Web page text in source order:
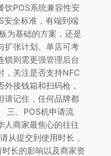
饮POS系统兼容性安
全标准，有端到端
为基础的方案，还是
扩张计划。单店可考
锁则需更强管理后台
，关注是否支持NFC
接钱箱和扫码枪，
请记住，任何品牌都
三、POS机申请流
人商家最焦心的往往
从提交到使用时长，
长的影响以及商家资